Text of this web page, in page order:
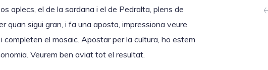
aplecs, el de la sardana i el de Pedralta, plens de
quan sigui gran, i fa una aposta, impressiona veure
el mosaic. Apostar per la cultura, ho estem
Veurem ben aviat tot el resultat.